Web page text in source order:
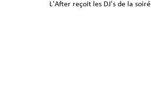
L'After reçoit les DJ's de la